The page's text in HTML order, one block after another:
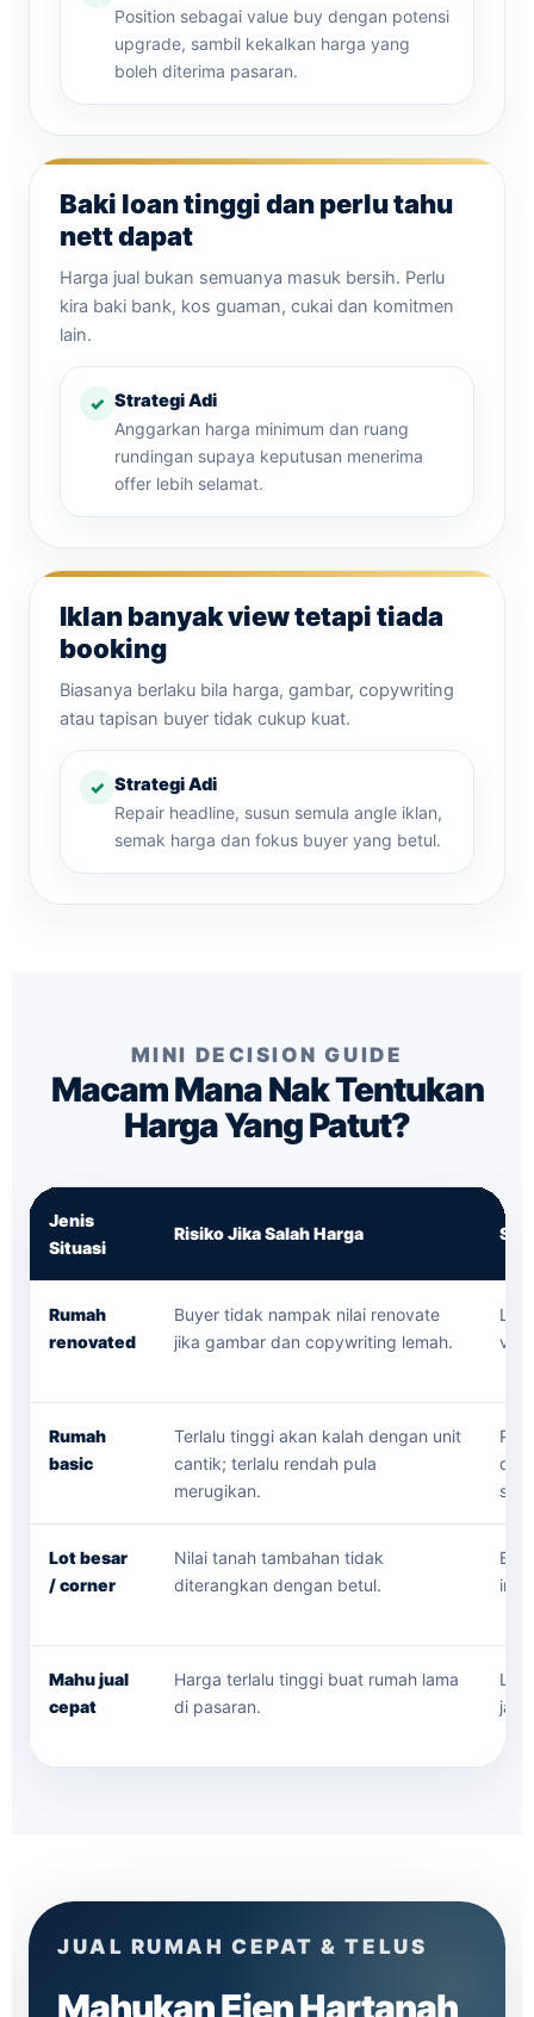
Position sebagai value buy dengan potensi
upgrade, sambil kekalkan harga yang
boleh diterima pasaran.
Baki loan tinggi dan perlu tahu
nett dapat
Harga jual bukan semuanya masuk bersih. Perlu
kira baki bank, kos guaman, cukai dan komitmen
lain.
Strategi Adi
Anggarkan harga minimum dan ruang
rundingan supaya keputusan menerima
offer lebih selamat.
Iklan banyak view tetapi tiada
booking
Biasanya berlaku bila harga, gambar, copywriting
atau tapisan buyer tidak cukup kuat.
Strategi Adi
Repair headline, susun semula angle iklan,
semak harga dan fokus buyer yang betul.
MINI DECISION GUIDE
Macam Mana Nak Tentukan
Harga Yang Patut?
Jenis
Situasi
Risiko Jika Salah Harga
Rumah
renovated
Buyer tidak nampak nilai renovate
jika gambar dan copywriting lemah.
Rumah
basic
Terlalu tinggi akan kalah dengan unit
cantik; terlalu rendah pula
merugikan.
dan
Lot besar
/ corner
Nilai tanah tambahan tidak
diterangkan dengan betul.
Mahu jual
cepat
Harga terlalu tinggi buat rumah lama
di pasaran.
JUAL RUMAH CEPAT & TELUS
Mahukan Ejen Hartanah